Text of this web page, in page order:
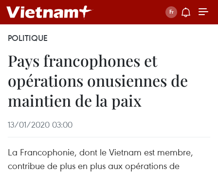
POLITIQUE
Pays francophones et
opérations onusiennes de
maintien de la paix
13/01/2020 03:00
La Francophonie, dont le Vietnam est membre,
contribue de plus en plus aux opérations de